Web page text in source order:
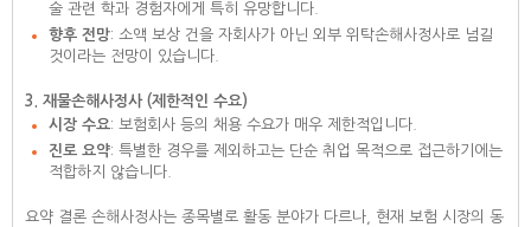
술 관련 학과 경험자에게 특히 유망합니다.
향후 전망: 소액 보상 건을 자회사가 아닌 외부 위탁손해사정사로 넘길
것이라는 전망이 있습니다.
3. 재물손해사정사 (제한적인 수요)
시장 수요: 보험회사 등의 채용 수요가 매우 제한적입니다.
진로 요약: 특별한 경우를 제외하고는 단순 취업 목적으로 접근하기에는
적합하지 않습니다.
요약 결론 손해사정사는 종목별로 활동 분야가 다르나, 현재 보험 시장의 동